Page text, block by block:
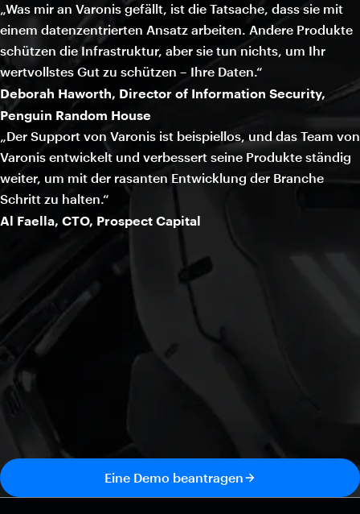
„Was mir an Varonis gefällt, ist die Tatsache, dass sie mit
einem datenzentrierten Ansatz arbeiten. Andere Produkte
schützen die Infrastruktur, aber sie tun nichts, um Ihr
wertvollstes Gut zu schützen – Ihre Daten.“
Deborah Haworth, Director of Information Security,
Penguin Random House
„Der Support von Varonis ist beispiellos, und das Team von
Varonis entwickelt und verbessert seine Produkte ständig
weiter, um mit der rasanten Entwicklung der Branche
Schritt zu halten.“
Al Faella, CTO, Prospect Capital
Eine Demo beantragen